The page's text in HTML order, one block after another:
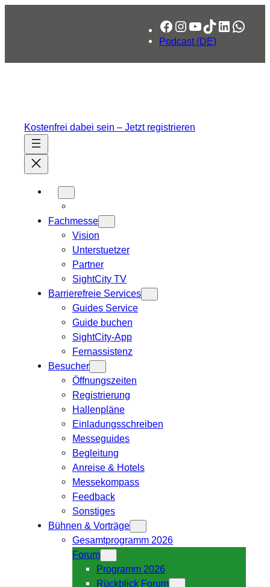
Facebook
Instagram
YouTube
TikTok
LinkedIn
Podcast (DE)
Kostenfrei dabei sein – Jetzt registrieren
Fachmesse
Vision
Unterstuetzer
Partner
SightCity TV
Barrierefreie Services
Guides Service
Guide buchen
SightCity-App
Fernassistenz
Besucher
Öffnungszeiten
Registrierung
Hallenpläne
Einladungsschreiben
Messeguides
Begleitung
Anreise & Hotels
Messekompass
Feedback
Sonstiges
Bühnen & Vorträge
Gesamtprogramm 2026
Forum
Programm 2026
Rückblick Forum